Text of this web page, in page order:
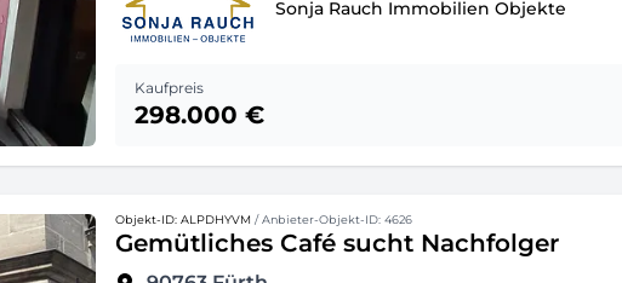
Sonja Rauch Immobilien Objekte
Kaufpreis
298.000 €
Objekt-ID: ALPDHYVM / Anbieter-Objekt-ID: 4626
Gemütliches Café sucht Nachfolger